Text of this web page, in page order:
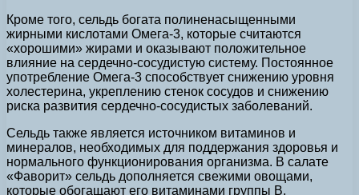
Кроме того, сельдь богата полиненасыщенными
жирными кислотами Омега-3, которые считаются
«хорошими» жирами и оказывают положительное
влияние на сердечно-сосудистую систему. Постоянное
употребление Омега-3 способствует снижению уровня
холестерина, укреплению стенок сосудов и снижению
риска развития сердечно-сосудистых заболеваний.
Сельдь также является источником витаминов и
минералов, необходимых для поддержания здоровья и
нормального функционирования организма. В салате
«Фаворит» сельдь дополняется свежими овощами,
которые обогащают его витаминами группы В,